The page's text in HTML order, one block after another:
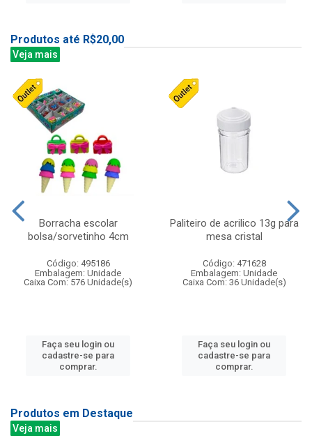
Produtos até R$20,00
Veja mais
Borracha escolar
bolsa/sorvetinho 4cm
Código: 495186
Embalagem: Unidade
Caixa Com: 576 Unidade(s)
Faça seu login ou
cadastre-se para
comprar.
Paliteiro de acrilico 13g para
mesa cristal
Código: 471628
Embalagem: Unidade
Caixa Com: 36 Unidade(s)
Faça seu login ou
cadastre-se para
comprar.
Produtos em Destaque
Veja mais